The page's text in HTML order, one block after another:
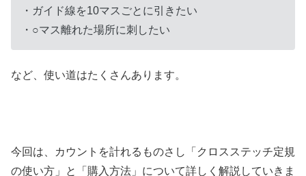
・ガイド線を10マスごとに引きたい
・○マス離れた場所に刺したい
など、使い道はたくさんあります。
今回は、カウントを計れるものさし「クロスステッチ定規
の使い方」と「購入方法」について詳しく解説していきま